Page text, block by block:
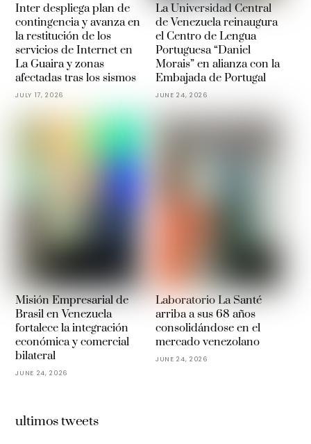
Inter despliega plan de
contingencia y avanza en
la restitución de los
servicios de Internet en
La Guaira y zonas
afectadas tras los sismos
JULY 17, 2026
La Universidad Central
de Venezuela reinaugura
el Centro de Lengua
Portuguesa “Daniel
Morais” en alianza con la
Embajada de Portugal
JUNE 24, 2026
Misión Empresarial de
Brasil en Venezuela
fortalece la integración
económica y comercial
bilateral
JUNE 24, 2026
Laboratorio La Santé
arriba a sus 68 años
consolidándose en el
mercado venezolano
JUNE 24, 2026
ultimos tweets